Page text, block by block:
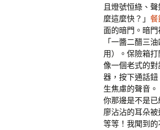
且燈號恒綠、
麼這麼快？」 餐
面的暗門。暗
「一醬二醋三
用）。保險箱
像一個老式的
器，按下通話
生焦慮的聲音
你那邊是不是已
廖沾沾的耳朵
等等！我聞到